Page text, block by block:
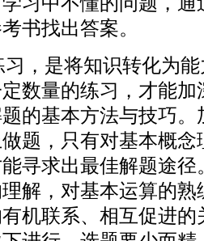
书找出答案。
习，是将知识转化为
数量的练习，才能加
的基本方法与技巧。
题，只有对基本概
寻求出最佳解题途径
解，对基本运算的熟
机联系、相互促进